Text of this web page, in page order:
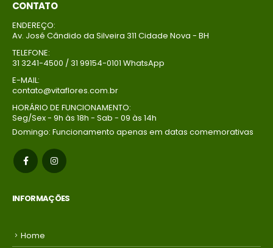
CONTATO
ENDEREÇO:
Av. José Cândido da Silveira 311 Cidade Nova - BH
TELEFONE:
31 3241-4500 / 31 99154-0101 WhatsApp
E-MAIL:
contato@vitaflores.com.br
HORÁRIO DE FUNCIONAMENTO:
Seg/Sex - 9h às 18h - Sab - 09 às 14h
Domingo: Funcionamento apenas em datas comemorativas
INFORMAÇÕES
Home